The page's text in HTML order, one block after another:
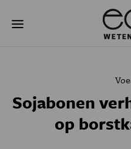
naar
NATUURWETENSCHAPPEN
Sojabonen
op